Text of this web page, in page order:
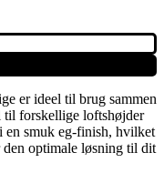
er ideel til brug sammen
til forskellige loftshøjder
en smuk eg-finish, hvilket
den optimale løsning til dit